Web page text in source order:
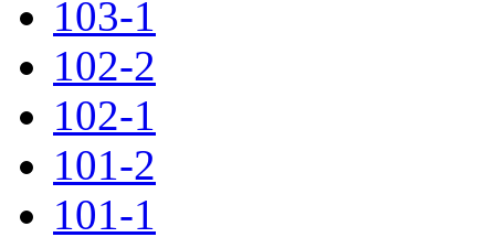
103-1
102-2
102-1
101-2
101-1